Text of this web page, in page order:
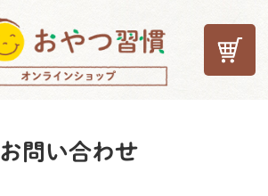
お問い合わせ